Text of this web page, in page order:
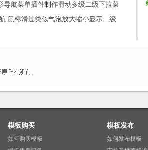
导航菜单插件制作滑动多级二级下拉菜
鼠标滑过类似气泡放大缩小显示二级
。
模板购买
如何购买模板
模板发布
如何发布模板